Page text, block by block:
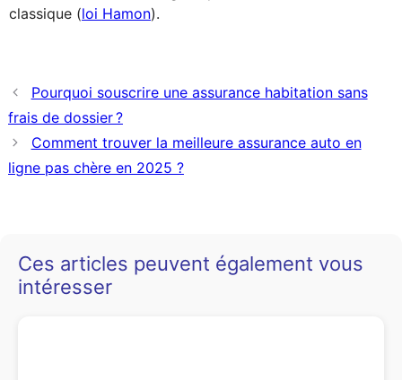
classique (loi Hamon).
Pourquoi souscrire une assurance habitation sans
frais de dossier ?
Comment trouver la meilleure assurance auto en
ligne pas chère en 2025 ?
Ces articles peuvent également vous
intéresser